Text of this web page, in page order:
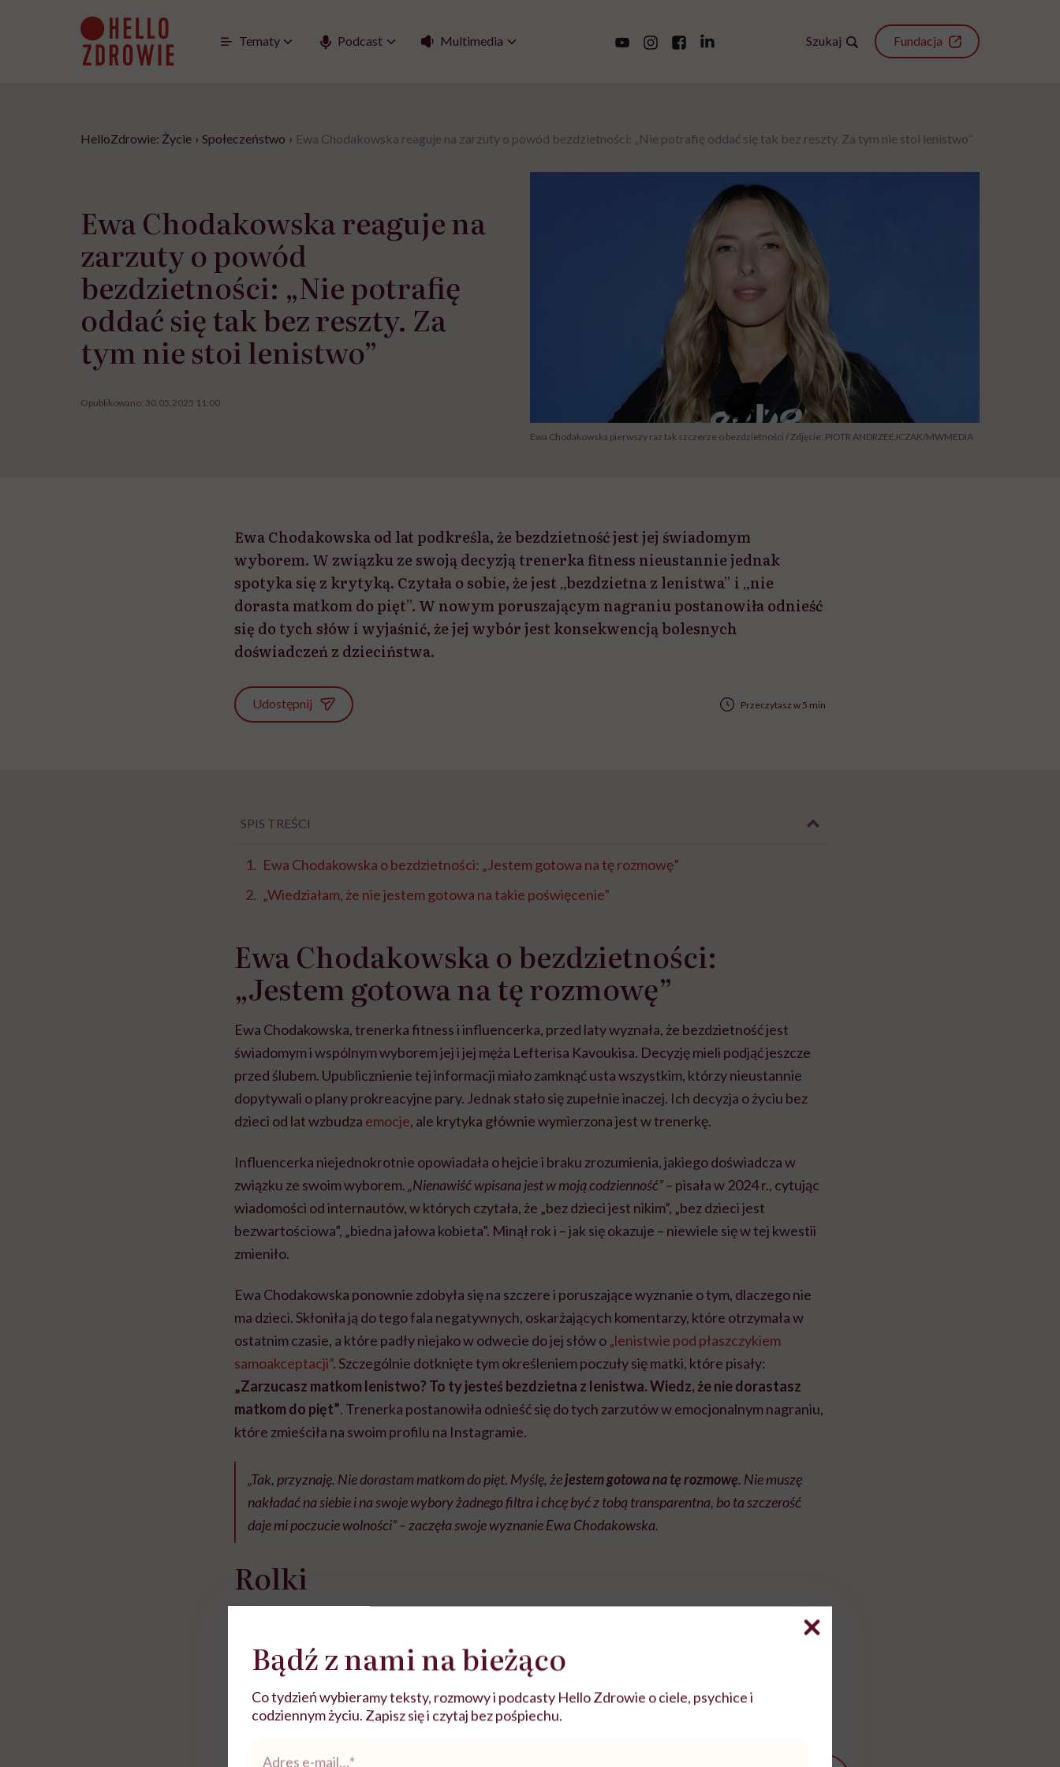
Tematy Podcast Multimedia Szukaj Fundacja
HelloZdrowie: Życie › Społeczeństwo › Ewa Chodakowska reaguje na zarzuty o powód bezdzietności: „Nie potrafię oddać się tak bez reszty. Za tym nie stoi lenistwo”
Ewa Chodakowska reaguje na
zarzuty o powód
bezdzietności: „Nie potrafię
oddać się tak bez reszty. Za
tym nie stoi lenistwo”
Opublikowano: 30.05.2025 11:00
Ewa Chodakowska pierwszy raz tak szczerze o bezdzietności / Zdjęcie: PIOTR ANDRZEEJCZAK/MWMEDIA
Ewa Chodakowska od lat podkreśla, że bezdzietność jest jej świadomym
wyborem. W związku ze swoją decyzją trenerka fitness nieustannie jednak
spotyka się z krytyką. Czytała o sobie, że jest „bezdzietna z lenistwa” i „nie
dorasta matkom do pięt”. W nowym poruszającym nagraniu postanowiła odnieść
się do tych słów i wyjaśnić, że jej wybór jest konsekwencją bolesnych
doświadczeń z dzieciństwa.
Udostępnij Przeczytasz w 5 min
SPIS TREŚCI
Ewa Chodakowska o bezdzietności: „Jestem gotowa na tę rozmowę”
„Wiedziałam, że nie jestem gotowa na takie poświęcenie”
Ewa Chodakowska o bezdzietności:
„Jestem gotowa na tę rozmowę”
Ewa Chodakowska, trenerka fitness i influencerka, przed laty wyznała, że bezdzietność jest
świadomym i wspólnym wyborem jej i jej męża Lefterisa Kavoukisa. Decyzję mieli podjąć jeszcze
przed ślubem. Upublicznienie tej informacji miało zamknąć usta wszystkim, którzy nieustannie
dopytywali o plany prokreacyjne pary. Jednak stało się zupełnie inaczej. Ich decyzja o życiu bez
dzieci od lat wzbudza emocje, ale krytyka głównie wymierzona jest w trenerkę.
Influencerka niejednokrotnie opowiadała o hejcie i braku zrozumienia, jakiego doświadcza w
związku ze swoim wyborem.„Nienawiść wpisana jest w moją codzienność”– pisała w 2024 r., cytując
wiadomości od internautów, w których czytała, że „bez dzieci jest nikim”, „bez dzieci jest
bezwartościowa”, „biedna jałowa kobieta”. Minął rok i – jak się okazuje – niewiele się w tej kwestii
zmieniło.
Ewa Chodakowska ponownie zdobyła się na szczere i poruszające wyznanie o tym, dlaczego nie
ma dzieci. Skłoniła ją do tego fala negatywnych, oskarżających komentarzy, które otrzymała w
ostatnim czasie, a które padły niejako w odwecie do jej słów o „lenistwie pod płaszczykiem
samoakceptacji”. Szczególnie dotknięte tym określeniem poczuły się matki, które pisały:
„Zarzucasz matkom lenistwo? To ty jesteś bezdzietna z lenistwa. Wiedz, że nie dorastasz
matkom do pięt”. Trenerka postanowiła odnieść się do tych zarzutów w emocjonalnym nagraniu,
które zmieściła na swoim profilu na Instagramie.
„Tak, przyznaję. Nie dorastam matkom do pięt. Myślę, żejestem gotowa na tę rozmowę. Nie muszę
nakładać na siebie i na swoje wybory żadnego filtra i chcę być z tobą transparentna, bo ta szczerość
daje mi poczucie wolności” – zaczęła swoje wyznanie Ewa Chodakowska.
Rolki
Bądź z nami na bieżąco
Co tydzień wybieramy teksty, rozmowy i podcasty Hello Zdrowie o ciele, psychice i
codziennym życiu. Zapisz się i czytaj bez pośpiechu.